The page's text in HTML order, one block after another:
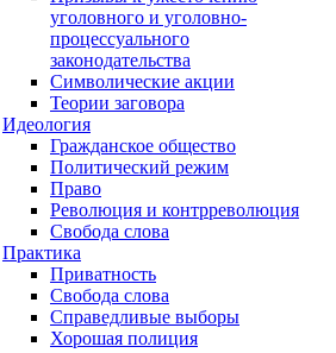
уголовного и уголовно-
процессуального
законодательства
Символические акции
Теории заговора
Идеология
Гражданское общество
Политический режим
Право
Революция и контрреволюция
Свобода слова
Практика
Приватность
Свобода слова
Справедливые выборы
Хорошая полиция